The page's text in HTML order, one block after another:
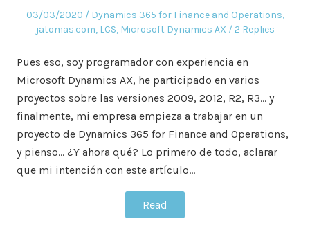
Posted
03/03/2020
Posted
in
Dynamics 365 for Finance and Operations,
jatomas.com, LCS, Microsoft Dynamics AX 2 Replies
Pues eso, soy programador con experiencia en
Microsoft Dynamics AX, he participado en varios
proyectos sobre las versiones 2009, 2012, R2, R3… y
finalmente, mi empresa empieza a trabajar en un
proyecto de Dynamics 365 for Finance and Operations,
y pienso… ¿Y ahora qué? Lo primero de todo, aclarar
que mi intención con este artículo…
Read